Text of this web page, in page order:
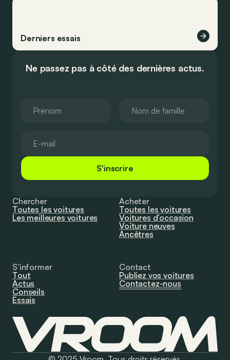
Derniers essais
Ne passez pas à côté des dernières actus.
S'inscrire
Chercher
Toutes les voitures
Les meilleures voitures
Acheter
Toutes les voitures
Voitures d’occasion
Voiture neuves
Ancêtres
S’informer
Tout
Actus
Conseils
Essais
Contact
Publiez vos voitures
Contactez-nous